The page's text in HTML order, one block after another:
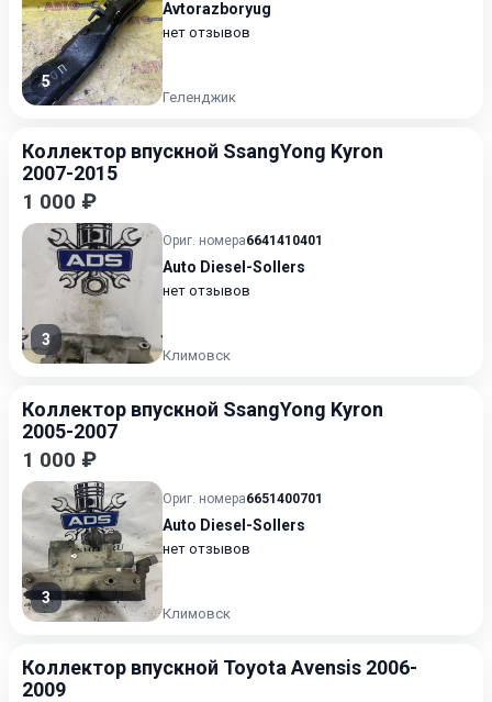
5
Avtorazboryug
нет отзывов
Геленджик
Коллектор впускной SsangYong Kyron
2007-2015
1 000 ₽
3
Ориг. номера6641410401
Auto Diesel-Sollers
нет отзывов
Климовск
Коллектор впускной SsangYong Kyron
2005-2007
1 000 ₽
3
Ориг. номера6651400701
Auto Diesel-Sollers
нет отзывов
Климовск
Коллектор впускной Toyota Avensis 2006-
2009